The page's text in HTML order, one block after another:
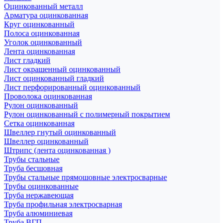
Оцинкованный металл
Арматура оцинкованная
Круг оцинкованный
Полоса оцинкованная
Уголок оцинкованный
Лента оцинкованная
Лист гладкий
Лист окрашенный оцинкованный
Лист оцинкованный гладкий
Лист перфорированный оцинкованный
Проволока оцинкованная
Рулон оцинкованный
Рулон оцинкованный с полимерный покрытием
Сетка оцинкованная
Швеллер гнутый оцинкованный
Швеллер оцинкованный
Штрипс (лента оцинкованная )
Трубы стальные
Труба бесшовная
Трубы стальные прямошовные электросварные
Трубы оцинкованные
Труба нержавеющая
Труба профильная электросварная
Труба алюминиевая